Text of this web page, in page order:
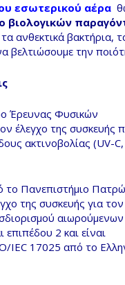
εσωτερικού αέρα
βιολογικών
τα ανθεκτικά βακτήρια,
βελτιώσουμε την
Έρευνας Φυσικών
έλεγχο της συσκευής
ακτινοβολίας (UV-
το Πανεπιστήμιο
της συσκευής για τον
αιωρούμενων
2 και είναι
IEC 17025 από το